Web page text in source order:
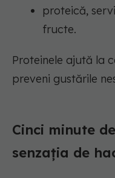
proteică,
fructe.
Proteinele ajută la
preveni gustările
Cinci minute
senzația de